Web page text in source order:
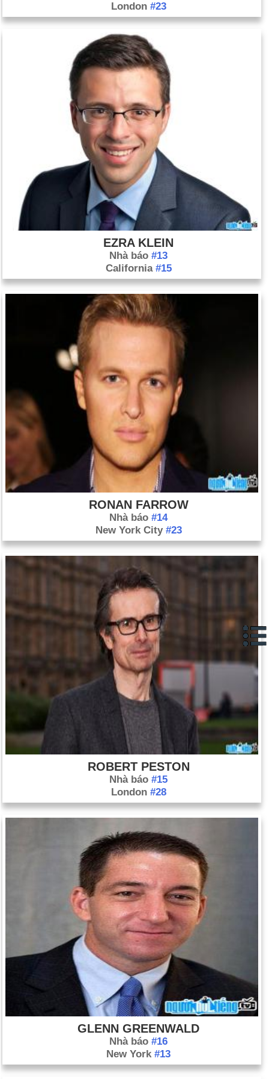
Ngày 15-8 năm 1998:Một vụ đánh bom xe ở Omagh, Bắc
chết người nhất trong hơn 30 năm của "Những rắc rối".
Ngày 15-8 năm 2001:Các nhà thiên văn đã công bố phát hiện
ra hệ mặt trời đầu tiên bên ngoài hệ mặt trời của chúng ta.
London #23
EZRA KLEIN
Nhà báo #13
California #15
RONAN FARROW
Nhà báo #14
New York City #23
ROBERT PESTON
Nhà báo #15
London #28
GLENN GREENWALD
Nhà báo #16
New York #13